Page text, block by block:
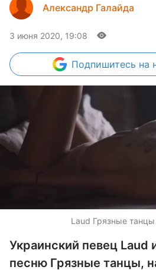
Александр Галайда
3 июня 2020, 19:08
Подпишитесь на
Laud Грязные
Украинский певец Laud
песню Грязные танцы,